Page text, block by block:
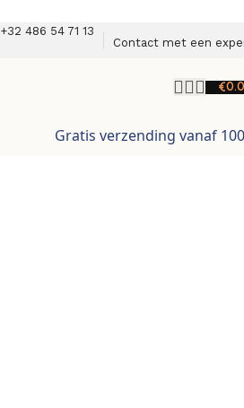
+32 486 54 71 13
Contact met een
€
Gratis verzending vanaf